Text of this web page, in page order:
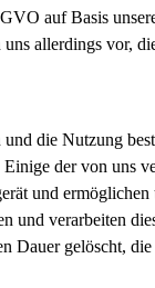
auf Basis
allerdings vor,
die Nutzung
der von uns
und
und verarbeiten
Dauer gelöscht,